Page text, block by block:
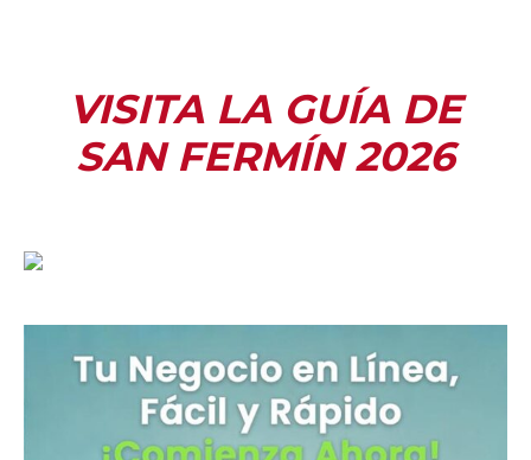
VISITA LA GUÍA DE
SAN FERMÍN 2026